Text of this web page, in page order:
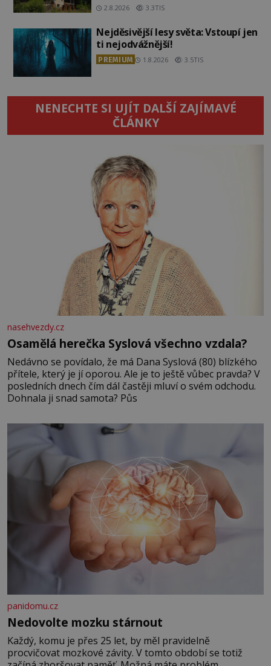
2.8.2026 3.3TIS
Nejděsivější lesy světa: Vstoupí jen
ti nejodvážnější!
PREMIUM 1.8.2026 3.5TIS
NENECHTE SI UJÍT DALŠÍ ZAJÍMAVÉ
ČLÁNKY
nasehvezdy.cz
Osamělá herečka Syslová všechno vzdala?
Nedávno se povídalo, že má Dana Syslová (80) blízkého
přítele, který je jí oporou. Ale je to ještě vůbec pravda? V
posledních dnech čím dál častěji mluví o svém odchodu.
Dohnala ji snad samota? Půs
panidomu.cz
Nedovolte mozku stárnout
Každý, komu je přes 25 let, by měl pravidelně
procvičovat mozkové závity. V tomto období se totiž